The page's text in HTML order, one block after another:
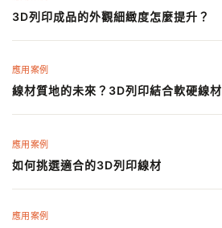
3D列印成品的外觀細緻度怎麼提升？
應用案例
線材質地的未來？3D列印結合軟硬線材
應用案例
如何挑選適合的3D列印線材
應用案例